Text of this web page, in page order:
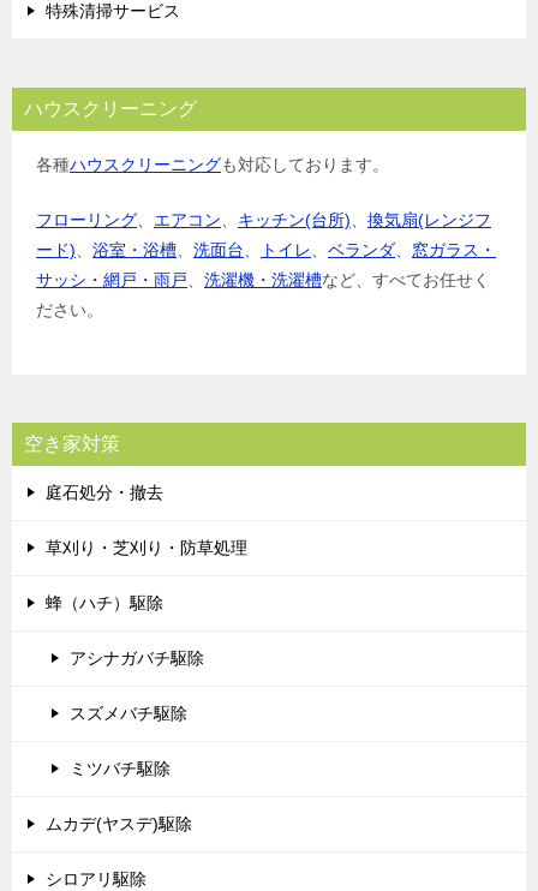
特殊清掃サービス
ハウスクリーニング
各種ハウスクリーニングも対応しております。
フローリング エアコン キッチン(台所)
換気扇(レンジフ
ード)
浴室・浴槽 洗面台 トイレ ベランダ
窓ガラス・
サッシ・網戸・雨戸
洗濯機・洗濯槽など、すべてお任せく
ださい。
空き家対策
庭石処分・撤去
草刈り・芝刈り・防草処理
蜂（ハチ）駆除
アシナガバチ駆除
スズメバチ駆除
ミツバチ駆除
ムカデ(ヤスデ)駆除
シロアリ駆除